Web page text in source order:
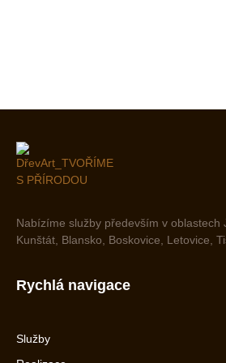
Nabízíme služby především v oblastech
Kunštát, Blansko, Boskovice, Letovice,
Rychlá navigace
Služby